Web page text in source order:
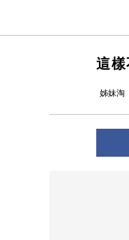
這
姊妹淘